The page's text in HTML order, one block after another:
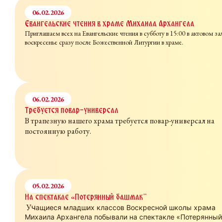
06.02.2026
Евангельские чтения в храме Михаила Архангела
Приглашаем всех на Евангельские чтения в субботу в 15:00 в актовом
воскресенье сразу после Божественной Литургии в храме.
06.02.2026
Требуется повар-универсал
В трапезную нашего храма требуется повар-универсал на
постоянную работу.
05.02.2026
На спектакле «Потерянный башмак"
Учащиеся младших классов Воскресной школы храма
Михаила Архангела побывали на спектакле «Потерянный